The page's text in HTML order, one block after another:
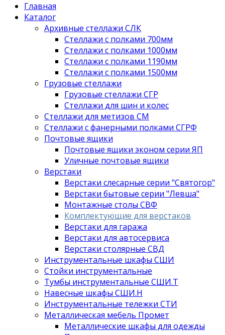
Главная
Каталог
Архивные стеллажи СЛК
Стеллажи с полками 700мм
Стеллажи с полками 1000мм
Стеллажи с полками 1190мм
Стеллажи с полками 1500мм
Грузовые стеллажи
Грузовые стеллажи СГР
Стеллажи для шин и колес
Стеллажи для метизов СМ
Стеллажи с фанерными полками СГРФ
Почтовые ящики
Почтовые ящики эконом серии ЯП
Уличные почтовые ящики
Верстаки
Верстаки слесарные серии "Святогор"
Верстаки бытовые серии "Левша"
Монтажные столы СВФ
Комплектующие для верстаков
Верстаки для гаража
Верстаки для автосервиса
Верстаки столярные СВД
Инструментальные шкафы СШИ
Стойки инструментальные
Тумбы инструментальные СШИ.Т
Навесные шкафы СШИ.Н
Инструментальные тележки СТИ
Металлическая мебель Промет
Металлические шкафы для одежды